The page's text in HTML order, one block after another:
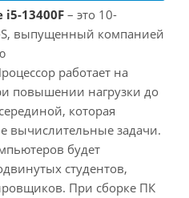
i5-13400F– это 10-
S, выпущенный компанией
работает на
повышении нагрузки до
которая
вычислительные задачи.
будет
студентов,
При сборке ПК